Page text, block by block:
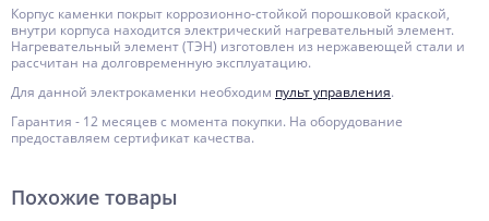
Корпус каменки покрыт коррозионно-стойкой порошковой краской,
внутри корпуса находится электрический нагревательный элемент.
Нагревательный элемент (ТЭН) изготовлен из нержавеющей стали и
рассчитан на долговременную эксплуатацию.
Для данной электрокаменки необходим пульт управления.
Гарантия - 12 месяцев с момента покупки. На оборудование
предоставляем сертификат качества.
Похожие товары